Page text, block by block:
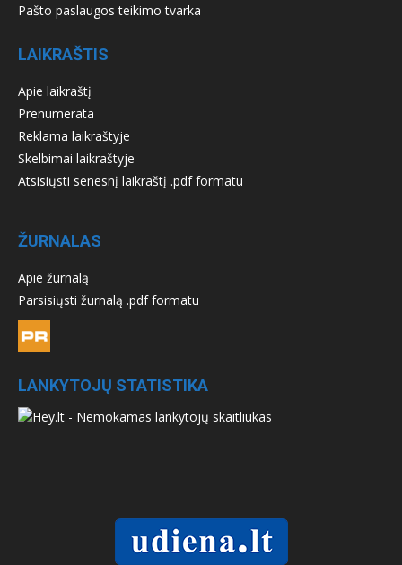
Pašto paslaugos teikimo tvarka
LAIKRAŠTIS
Apie laikraštį
Prenumerata
Reklama laikraštyje
Skelbimai laikraštyje
Atsisiųsti senesnį laikraštį .pdf formatu
ŽURNALAS
Apie žurnalą
Parsisiųsti žurnalą .pdf formatu
LANKYTOJŲ STATISTIKA